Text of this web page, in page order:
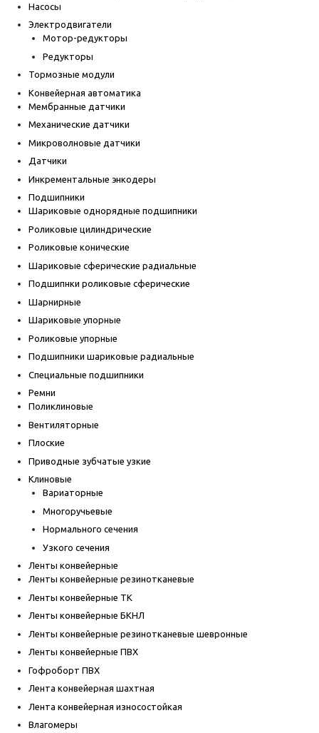
Насосы
Электродвигатели
Мотор-редукторы
Редукторы
Тормозные модули
Конвейерная автоматика
Мембранные датчики
Механические датчики
Микроволновые датчики
Датчики
Инкрементальные энкодеры
Подшипники
Шариковые однорядные подшипники
Роликовые цилиндрические
Роликовые конические
Шариковые сферические радиальные
Подшипнки роликовые сферические
Шарнирные
Шариковые упорные
Роликовые упорные
Подшипники шариковые радиальные
Специальные подшипники
Ремни
Поликлиновые
Вентиляторные
Плоские
Приводные зубчатые узкие
Клиновые
Вариаторные
Многоручьевые
Нормального сечения
Узкого сечения
Ленты конвейерные
Ленты конвейерные резинотканевые
Ленты конвейерные ТК
Ленты конвейерные БКНЛ
Ленты конвейерные резинотканевые шевронные
Ленты конвейерные ПВХ
Гофроборт ПВХ
Лента конвейерная шахтная
Лента конвейерная износостойкая
Влагомеры